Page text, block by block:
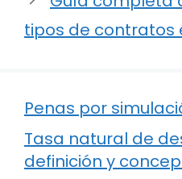
tipos de contratos
Penas por
Tasa natural de
definición y